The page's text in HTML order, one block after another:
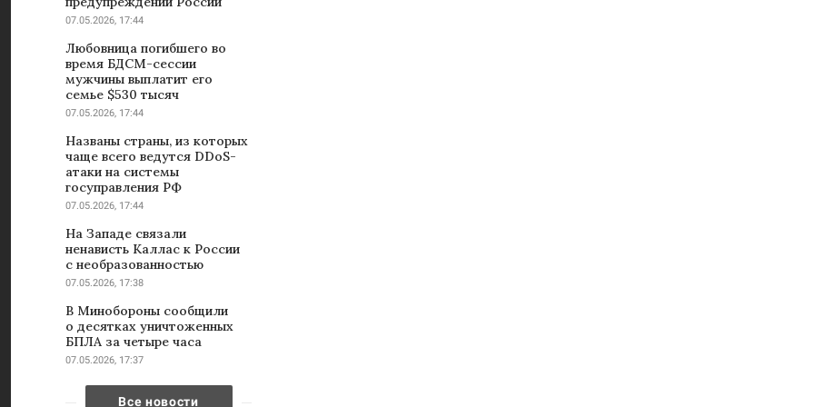
07.05.2026, 17:44
Любовница погибшего во
время БДСМ-сессии
мужчины выплатит его
семье $530 тысяч
07.05.2026, 17:44
Названы страны, из которых
чаще всего ведутся DDoS-
атаки на системы
госуправления РФ
07.05.2026, 17:44
На Западе связали
ненависть Каллас к России
с необразованностью
07.05.2026, 17:38
В Минобороны сообщили
о десятках уничтоженных
БПЛА за четыре часа
07.05.2026, 17:37
Все новости